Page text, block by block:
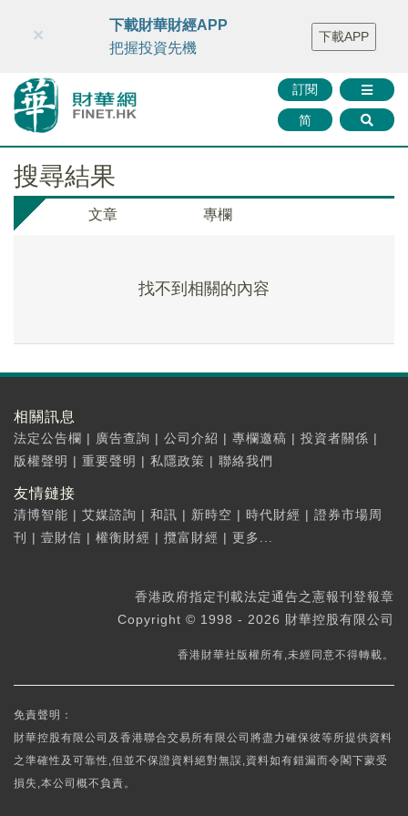
財華智庫網 FINTV FINMETA 財華證券 媒體矩陣
智庫沙龍
聯絡我們
訂閱
简
×
下載財華財經APP
把握投資先機
下載APP
搜尋結果
文章 專欄
找不到相關的內容
相關訊息
法定公告欄 | 廣告查詢 | 公司介紹 | 專欄邀稿 | 投資者關係 |
版權聲明 | 重要聲明 | 私隱政策 | 聯絡我們
友情鏈接
清博智能 | 艾媒諮詢 | 和訊 | 新時空 | 時代財經 | 證券市場周
刊
| 壹財信 | 權衡財經 | 攬富財經 | 更多...
香港政府指定刊載法定通告之憲報刊登報章
Copyright © 1998 - 2026 財華控股有限公司
香港財華社版權所有,未經同意不得轉載。
免責聲明：
財華控股有限公司及香港聯合交易所有限公司將盡力確保彼等所提供資料
之準確性及可靠性,但並不保證資料絕對無誤,資料如有錯漏而令閣下蒙受
損失,本公司概不負責。